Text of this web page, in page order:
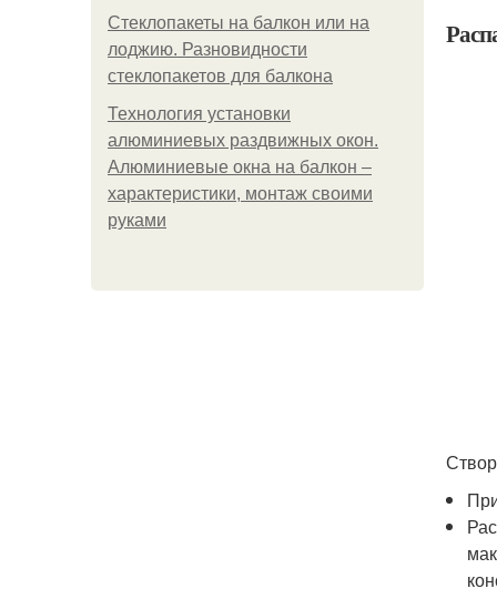
Стеклопакеты на балкон или на
лоджию. Разновидности
стеклопакетов для балкона
Технология установки
алюминиевых раздвижных окон.
Алюминиевые окна на балкон –
характеристики, монтаж своими
руками